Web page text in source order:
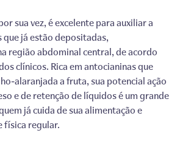
sua vez, é excelente para auxiliar a
já estão depositadas,
região abdominal central, de acordo
clínicos. Rica em antocianinas que
alaranjada a fruta, sua potencial ação
e de retenção de líquidos é um grande
já cuida de sua alimentação e
física regular.